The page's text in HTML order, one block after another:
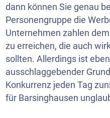
dann können Sie genau
Personengruppe die
Unternehmen zahlen
zu erreichen, die auch
sollten. Allerdings ist
ausschlaggebender
Konkurrenz jeden Tag
für Barsinghausen